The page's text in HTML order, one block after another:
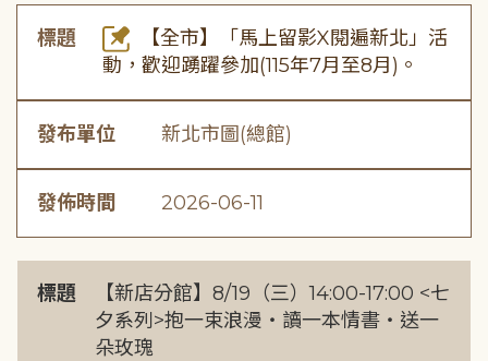
標題
【全市】「馬上留影X閱遍新北」活
動，歡迎踴躍參加(115年7月至8月)。
發布單位 新北市圖(總館)
發佈時間 2026-06-11
標題
【新店分館】8/19（三）14:00-17:00 <七
夕系列>抱一束浪漫・讀一本情書・送一
朵玫瑰